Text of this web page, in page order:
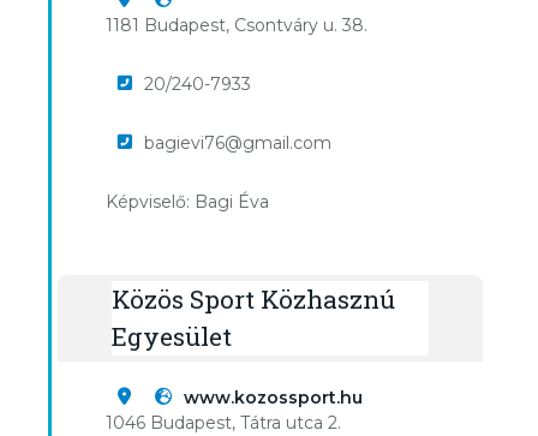
1181 Budapest, Csontváry u. 38.
20/240-7933
bagievi76@gmail.com
Képviselő: Bagi Éva
Közös Sport Közhasznú
Egyesület
www.kozossport.hu
1046 Budapest, Tátra utca 2.